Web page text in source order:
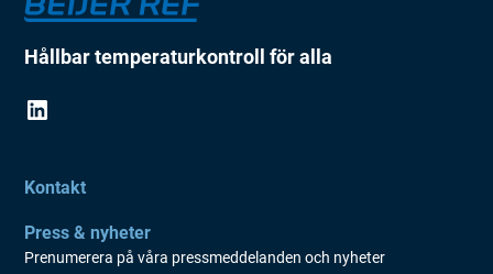
Hållbar temperaturkontroll för alla
Kontakt
Press & nyheter
Prenumerera på våra pressmeddelanden och nyheter